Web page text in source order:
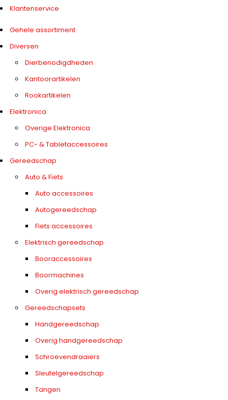
Klantenservice
Gehele assortiment
Diversen
Dierbenodigdheden
Kantoorartikelen
Rookartikelen
Elektronica
Overige Elektronica
PC- & Tabletaccessoires
Gereedschap
Auto & Fiets
Auto accessoires
Autogereedschap
Fiets accessoires
Elektrisch gereedschap
Booraccessoires
Boormachines
Overig elektrisch gereedschap
Gereedschapsets
Handgereedschap
Overig handgereedschap
Schroevendraaiers
Sleutelgereedschap
Tangen